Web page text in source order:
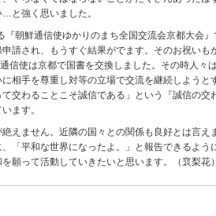
と強く思いました。
朝鮮通信使ゆかりのまち全国交流会京都大会
請され、もうすぐ結果がでます。そのお祝い
信使は京都で国書を交換しました。その時人々
相手を尊重し対等の立場で交流を継続しよう
交わることこそ誠信である」という『誠信の
ます。
えません。近隣の国々との関係も良好とは言
「平和な世界になったよ。」と報告できるよう
願って活動していきたいと思います。（裵梨花）